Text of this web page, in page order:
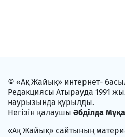
© «Ақ Жайық» интернет-
Редакциясы Атырауда 1991
наурызында құрылды.
Негізін қалаушы Әбділда
«Ақ Жайық» сайтының